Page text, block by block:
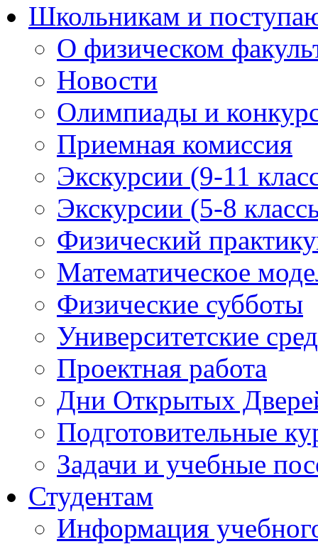
Школьникам и
О физическом
Новости
Олимпиады и
Приемная комиссия
Экскурсии (9-11
Экскурсии (5-8
Физический
Математическое
Физические субботы
Университетские
Проектная работа
Дни Открытых
Подготовительные
Задачи и учебные
Студентам
Информация